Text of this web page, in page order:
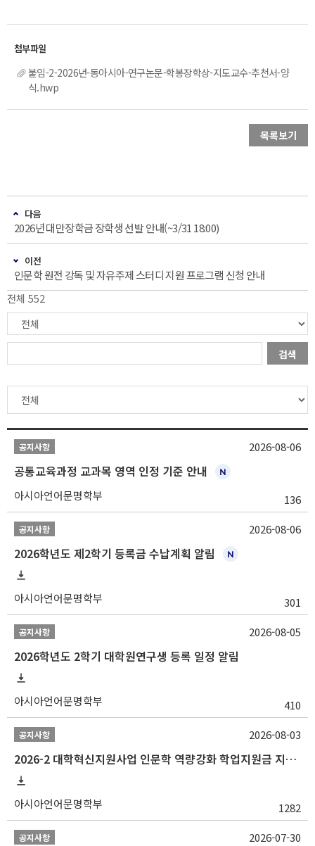
붙임-2-2026년-동아시아-연구논문-학봉장학상-지도교수-추천서-양
식.hwp
목록보기
다음
2026년 대만장학금 장학생 선발 안내(~3/31 18:00)
이전
인문학 원전 강독 및 자유주제 스터디 지원 프로그램 신청 안내
전체 552
검색
공지사항
공통교육과정 교과목 영역 인정 기준 안내
아시아언어문명학부 136
2026-08-06
공지사항
2026학년도 제2학기 등록금 수납계획 알림
아시아언어문명학부 301
2026-08-06
공지사항
2026학년도 2학기 대학원연구생 등록 일정 알림
아시아언어문명학부 410
2026-08-05
공지사항
2026-2 대학혁신지원사업 인문학 역량강화 학업지원금 지원 선발 안내 (학/석/박사)
아시아언어문명학부 1282
2026-08-03
공지사항 2026-07-30